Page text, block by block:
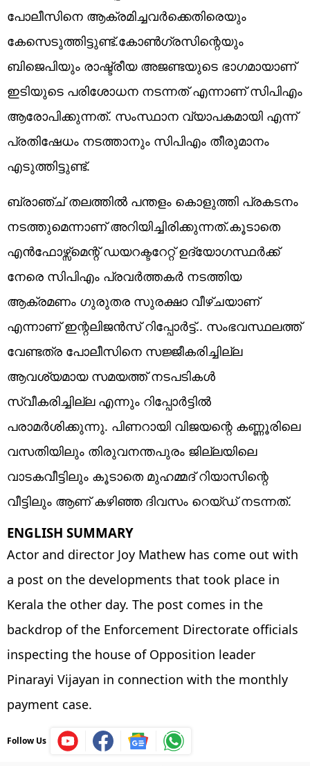
പോലീസിനെ ആക്രമിച്ചവർക്കെതിരെയും
കേസെടുത്തിട്ടുണ്ട്.കോൺഗ്രസിന്റെയും
ബിജെപിയും രാഷ്ട്രീയ അജണ്ടയുടെ ഭാഗമായാണ്
ഇടിയുടെ പരിശോധന നടന്നത് എന്നാണ് സിപിഎം
ആരോപിക്കുന്നത്. സംസ്ഥാന വ്യാപകമായി എന്ന്
പ്രതിഷേധം നടത്താനും സിപിഎം തീരുമാനം
എടുത്തിട്ടുണ്ട്.
ബ്രാഞ്ച് തലത്തിൽ പന്തളം കൊളുത്തി പ്രകടനം
നടത്തുമെന്നാണ് അറിയിച്ചിരിക്കുന്നത്.കൂടാതെ
എൻഫോഴ്സ്മെന്റ് ഡയറക്ടറേറ്റ് ഉദ്യോഗസ്ഥർക്ക്
നേരെ സിപിഎം പ്രവർത്തകർ നടത്തിയ
ആക്രമണം ഗുരുതര സുരക്ഷാ വീഴ്ചയാണ്
എന്നാണ് ഇന്റലിജൻസ് റിപ്പോർട്ട്.. സംഭവസ്ഥലത്ത്
വേണ്ടത്ര പോലീസിനെ സജ്ജീകരിച്ചില്ല
ആവശ്യമായ സമയത്ത് നടപടികൾ
സ്വീകരിച്ചില്ല എന്നും റിപ്പോർട്ടിൽ
പരാമർശിക്കുന്നു. പിണറായി വിജയന്റെ കണ്ണൂരിലെ
വസതിയിലും തിരുവനന്തപുരം ജില്ലയിലെ
വാടകവീട്ടിലും കൂടാതെ മുഹമ്മദ് റിയാസിന്റെ
വീട്ടിലും ആണ് കഴിഞ്ഞ ദിവസം റെയ്ഡ് നടന്നത്.
ENGLISH SUMMARY
Actor and director Joy Mathew has come out with
a post on the developments that took place in
Kerala the other day. The post comes in the
backdrop of the Enforcement Directorate officials
inspecting the house of Opposition leader
Pinarayi Vijayan in connection with the monthly
payment case.
Follow Us